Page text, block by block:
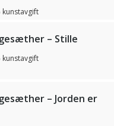
kunstavgift
– Stille
kunstavgift
– Jorden er